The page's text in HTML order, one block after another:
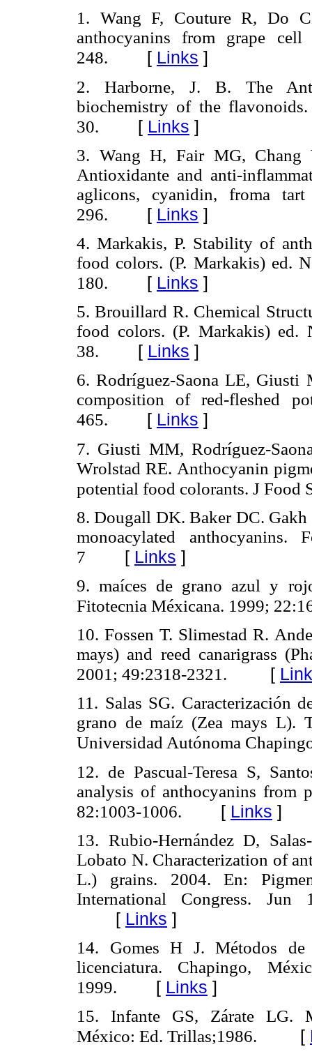
1. Wang F, Couture R, Do
anthocyanins from grape
248. [ Links ]
2. Harborne, J. B. The
biochemistry of the
30. [ Links ]
3. Wang H, Fair MG,
Antioxidante and anti-
aglicons, cyanidin, froma
296. [ Links ]
4. Markakis, P. Stability of
food colors. (P. Markakis) ed.
180. [ Links ]
5. Brouillard R. Chemical
food colors. (P. Markakis) ed.
38. [ Links ]
6. Rodríguez-Saona LE,
composition of red-fleshed
465. [ Links ]
7. Giusti MM, Rodríguez-
Wrolstad RE. Anthocyanin
potential food colorants. J Food
8. Dougall DK. Baker DC.
monoacylated
7 [ Links ]
9. maíces de grano azul y
Fitotecnia Méxicana. 1999;
10. Fossen T. Slimestad R.
mays) and reed canarigrass
2001; 49:2318-2321.
[
11. Salas SG. Caracterización
grano de maíz (Zea mays L).
Universidad Autónoma
12. de Pascual-Teresa S,
analysis of anthocyanins from
82:1003-1006. [ Links ]
13. Rubio-Hernández D,
Lobato N. Characterization of
L.) grains. 2004. En:
International Congress. Jun
[ Links ]
14. Gomes H J. Métodos
licenciatura. Chapingo,
1999. [ Links ]
15. Infante GS, Zárate LG.
México: Ed. Trillas;1986.
[